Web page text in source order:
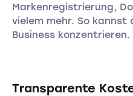
Markenregistrierung,
vielem mehr. So kannst
Business konzentrieren.
Transparente